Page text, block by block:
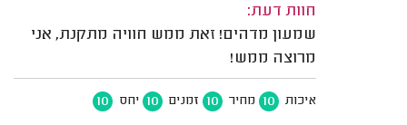
חוות דעת:
שמעון מדהים! זאת ממש חוויה מתקנת, אני
מרוצה ממש!
איכות 10 מחיר 10 זמנים 10 יחס 10